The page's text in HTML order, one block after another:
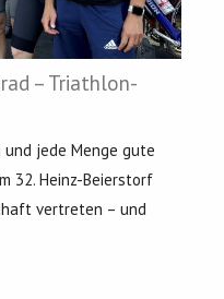
– Triathlon-
und jede Menge gute
32. Heinz-Beierstorf
vertreten – und